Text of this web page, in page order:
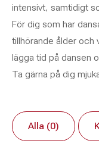
intensivt, samtidigt
För dig som har
tillhörande ålder och
lägga tid på dansen
Ta gärna på dig
Alla (0)